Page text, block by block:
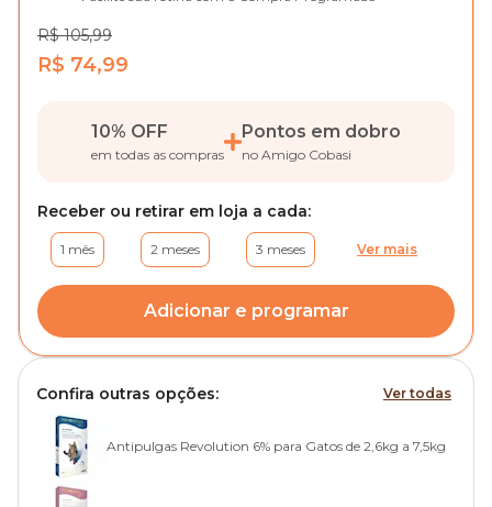
R$ 105,99
R$ 74,99
10% OFF
em todas as compras
Pontos em dobro
no Amigo Cobasi
Receber ou retirar em loja a cada:
1 mês 2 meses 3 meses Ver mais
Adicionar e programar
Confira outras opções: Ver todas
Antipulgas Revolution 6% para Gatos de 2,6kg a 7,5kg